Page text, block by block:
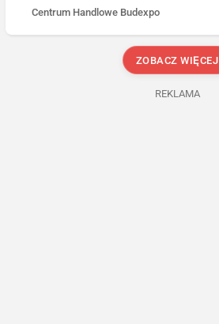
Centrum Handlowe Budexpo
ZOBACZ WIĘCEJ
REKLAMA